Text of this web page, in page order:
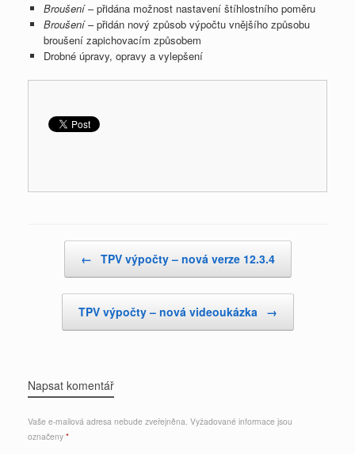
Broušení– přidána možnost nastavení štíhlostního poměru
Broušení– přidán nový způsob výpočtu vnějšího způsobu
broušení zapichovacím způsobem
Drobné úpravy, opravy a vylepšení
← TPV výpočty – nová verze 12.3.4
TPV výpočty – nová videoukázka →
Napsat komentář
Vaše e-mailová adresa nebude zveřejněna. Vyžadované informace jsou
označeny *